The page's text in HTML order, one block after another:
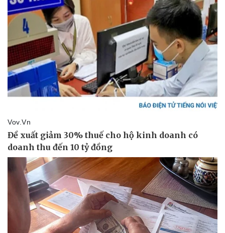
Sức khỏe
Dinh dưỡng - món ngon
Cây thuốc
Sản phụ khoa
Nhi khoa
Nam khoa
Làm đẹp - giảm cân
Phòng mạch online
Ăn sạch sống khỏe
Đời sống
Blog
Tình yêu - Gia đình